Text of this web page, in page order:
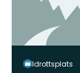
Idrottsplats